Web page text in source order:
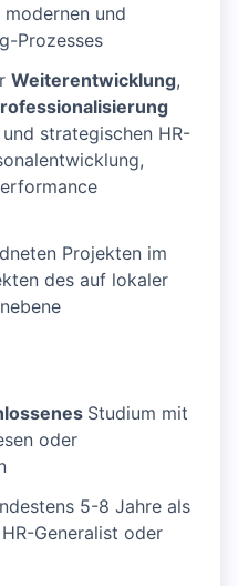
und
Prozesses
Weiterentwicklung,
strategischen HR-
Projekten im
des auf lokaler
Studium mit
oder
5-8 Jahre als
Generalist oder